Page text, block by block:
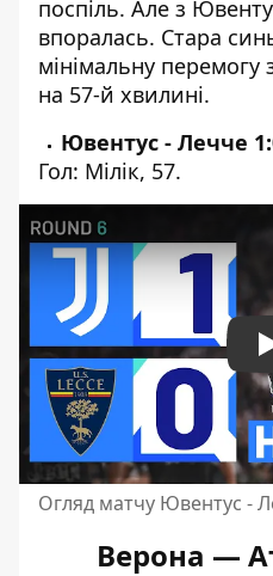
поспіль. Але з
впоралась. Стара
мінімальну перемогу
на 57-й хвилині.
Ювентус - Лечче
Гол: Мілік, 57.
Огляд матчу Ювентус -
Верона —